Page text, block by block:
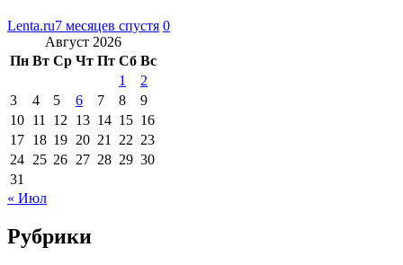
Lenta.ru7 месяцев спустя 0
Август 2026
Пн Вт Ср Чт Пт Сб Вс
1
2
3
4 5 6 7 8
9
10 11 12 13 14 15 16
17 18 19 20 21 22 23
24 25 26 27 28 29 30
31
« Июл
Рубрики